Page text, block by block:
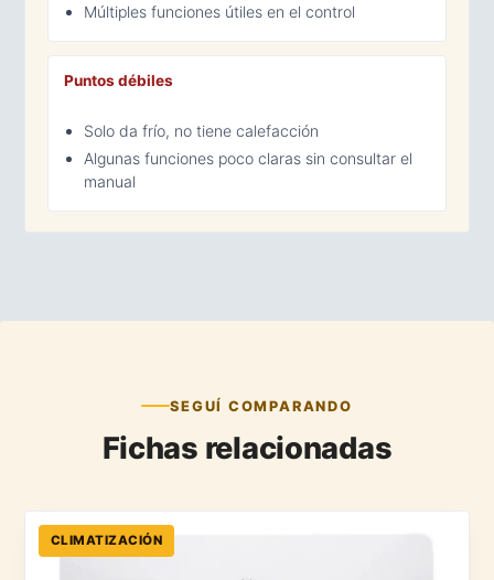
Múltiples funciones útiles en el control
Puntos débiles
Solo da frío, no tiene calefacción
Algunas funciones poco claras sin consultar el
manual
SEGUÍ COMPARANDO
Fichas relacionadas
CLIMATIZACIÓN